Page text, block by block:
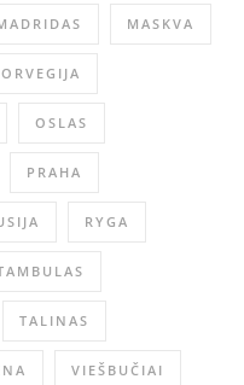
MASKVA
OSLAS
PRAHA
RYGA
TALINAS
VIEŠBUČIAI